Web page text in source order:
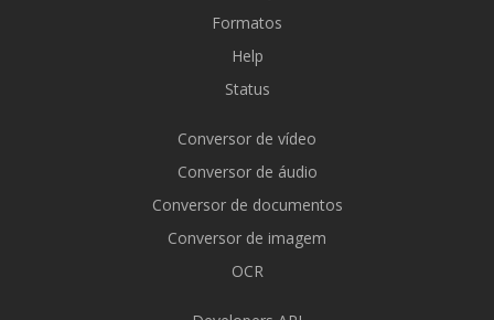
Formatos
Help
Status
Conversor de vídeo
Conversor de áudio
Conversor de documentos
Conversor de imagem
OCR